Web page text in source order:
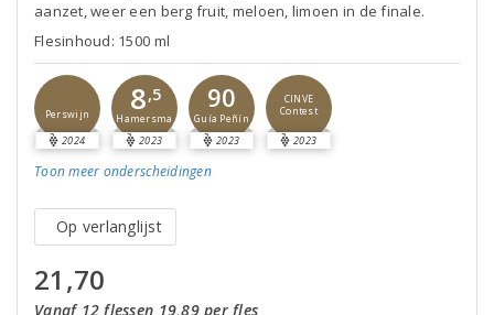
aanzet, weer een berg fruit, meloen, limoen in de finale.
Flesinhoud: 1500 ml
Perswijn
2024
8,5
Hamersma
2023
90
Guía Peñín
2023
CINVE
Contest
2023
Toon meer onderscheidingen
Op verlanglijst
21,70
Vanaf 12 flessen 19,89 per fles